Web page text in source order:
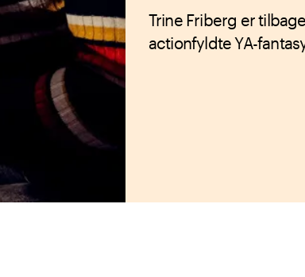
Trine Friberg er
actionfyldte YA-